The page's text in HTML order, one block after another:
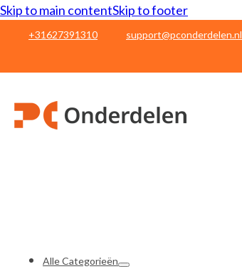
Skip to main contentSkip to footer
+31627391310
support@pconderdelen.nl
Alle Categorieën